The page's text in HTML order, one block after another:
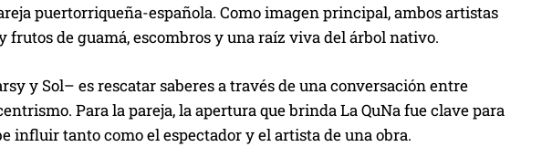
puertorriqueña-española. Como imagen principal, ambos artistas
de guamá, escombros y una raíz viva del árbol nativo.
y Sol– es rescatar saberes a través de una conversación entre
Para la pareja, la apertura que brinda La QuNa fue clave para
influir tanto como el espectador y el artista de una obra.